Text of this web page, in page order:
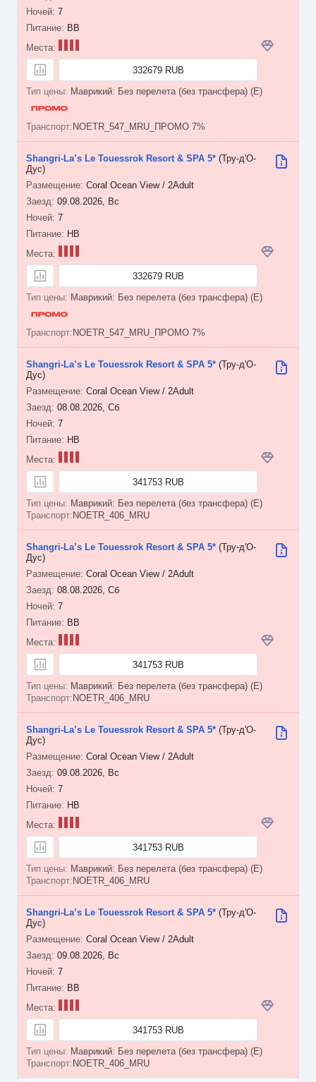
7
BB
332679 RUB
Маврикий: Без перелета (без трансфера) (E)
NOETR_547_MRU_ПРОМО 7%
09.08.2026, Вс
7
Shangri-La’s Le Touessrok Resort & SPA 5* (Тру-д'О-
Дус)
Coral Ocean View / 2Adult
HB
332679 RUB
Маврикий: Без перелета (без трансфера) (E)
NOETR_547_MRU_ПРОМО 7%
08.08.2026, Сб
7
Shangri-La’s Le Touessrok Resort & SPA 5* (Тру-д'О-
Дус)
Coral Ocean View / 2Adult
HB
341753 RUB
Маврикий: Без перелета (без трансфера) (E)
NOETR_406_MRU
08.08.2026, Сб
7
Shangri-La’s Le Touessrok Resort & SPA 5* (Тру-д'О-
Дус)
Coral Ocean View / 2Adult
BB
341753 RUB
Маврикий: Без перелета (без трансфера) (E)
NOETR_406_MRU
09.08.2026, Вс
7
Shangri-La’s Le Touessrok Resort & SPA 5* (Тру-д'О-
Дус)
Coral Ocean View / 2Adult
HB
341753 RUB
Маврикий: Без перелета (без трансфера) (E)
NOETR_406_MRU
09.08.2026, Вс
7
Shangri-La’s Le Touessrok Resort & SPA 5* (Тру-д'О-
Дус)
Coral Ocean View / 2Adult
BB
341753 RUB
Маврикий: Без перелета (без трансфера) (E)
NOETR_406_MRU